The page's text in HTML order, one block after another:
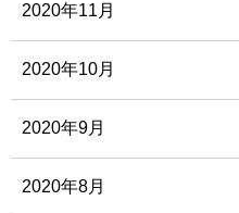
2020年11月
2020年10月
2020年9月
2020年8月